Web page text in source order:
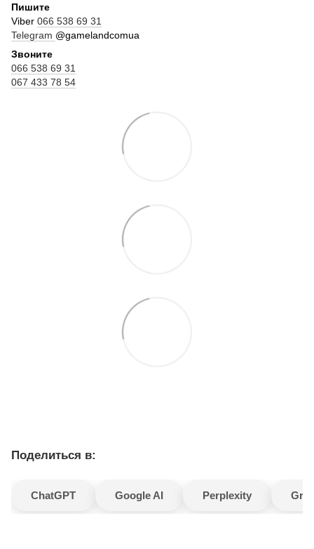
Пишите
Viber 066 538 69 31
Telegram @gamelandcomua
Звоните
066 538 69 31
067 433 78 54
Поделиться в:
ChatGPT Google AI Perplexity